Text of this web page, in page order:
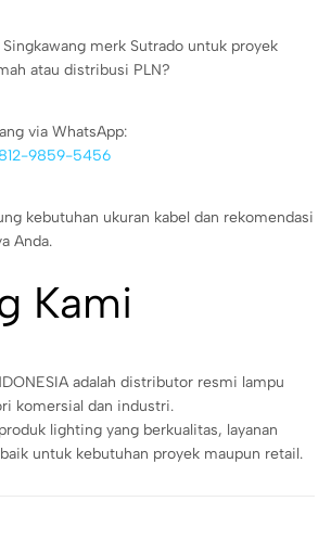
merk Sutrado untuk proyek
atau distribusi PLN?
via WhatsApp:
9859-5456
kebutuhan ukuran kabel dan rekomendasi
Anda.
Kami
adalah distributor resmi lampu
komersial dan industri.
lighting yang berkualitas, layanan
untuk kebutuhan proyek maupun retail.